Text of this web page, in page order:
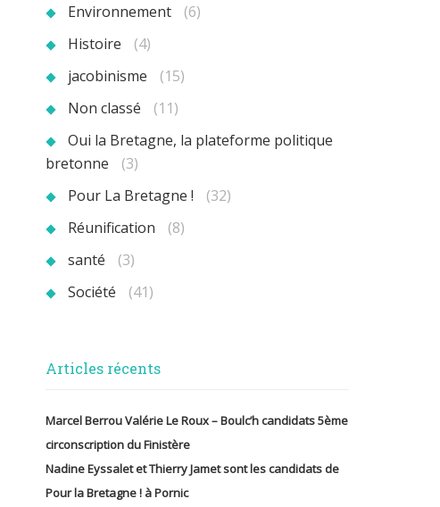
Environnement
(6)
Histoire
(4)
jacobinisme
(15)
Non classé
(11)
Oui la Bretagne, la plateforme politique
bretonne
(3)
Pour La Bretagne !
(32)
Réunification
(8)
santé
(3)
Société
(41)
Articles récents
Marcel Berrou Valérie Le Roux – Boulc’h candidats 5ème
circonscription du Finistère
Nadine Eyssalet et Thierry Jamet sont les candidats de
Pour la Bretagne ! à Pornic